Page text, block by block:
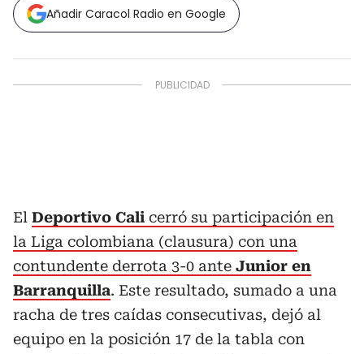
Añadir Caracol Radio en Google
El Deportivo Cali cerró su participación en
la Liga colombiana (clausura) con una
contundente derrota 3-0 ante Junior en
Barranquilla. Este resultado, sumado a una
racha de tres caídas consecutivas, dejó al
equipo en la posición 17 de la tabla con